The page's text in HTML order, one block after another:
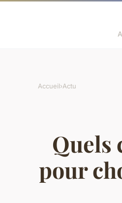
Accueil›Actu
Quels
pour